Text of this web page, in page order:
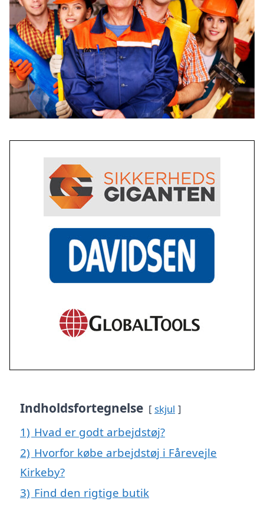
Indholdsfortegnelse skjul
1) Hvad er godt arbejdstøj?
2) Hvorfor købe arbejdstøj i Fårevejle
Kirkeby?
3) Find den rigtige butik